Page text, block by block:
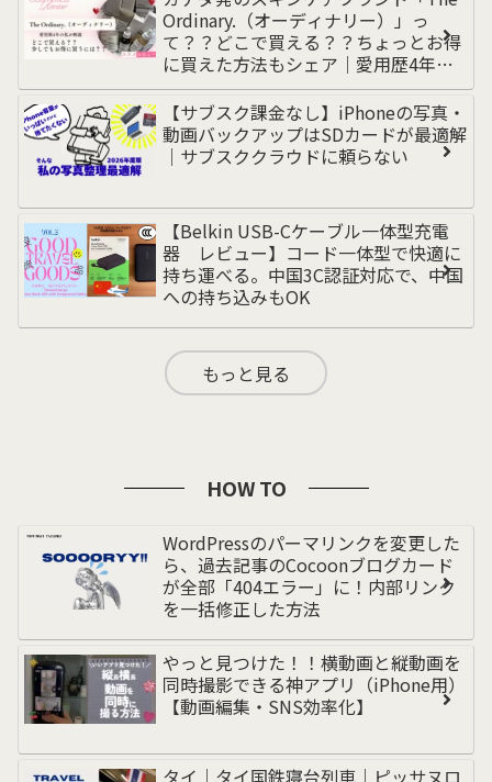
Ordinary.（オーディナリー）」っ
て？？どこで買える？？ちょっとお得
に買えた方法もシェア｜愛用歴4年超
えの私が解説
【サブスク課金なし】iPhoneの写真・
動画バックアップはSDカードが最適解
｜サブスククラウドに頼らない
【Belkin USB-Cケーブル一体型充電
器 レビュー】コード一体型で快適に
持ち運べる。中国3C認証対応で、中国
への持ち込みもOK
もっと見る
HOW TO
WordPressのパーマリンクを変更した
ら、過去記事のCocoonブログカード
が全部「404エラー」に！内部リンク
を一括修正した方法
やっと見つけた！！横動画と縦動画を
同時撮影できる神アプリ（iPhone用）
【動画編集・SNS効率化】
タイ｜タイ国鉄寝台列車｜ピッサヌロ